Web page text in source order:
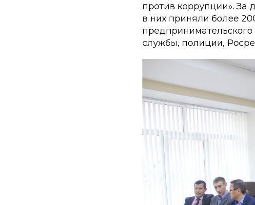
против коррупции». За
в них приняли более
службы, полиции,